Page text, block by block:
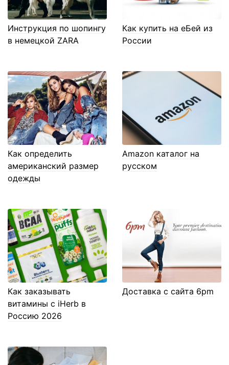
Инструкция по шопингу
в немецкой ZARA
Как купить на еБей из
России
Как определить
американский размер
одежды
Amazon каталог на
русском
Как заказывать
витамины с iHerb в
Россию 2026
Доставка с сайта 6pm